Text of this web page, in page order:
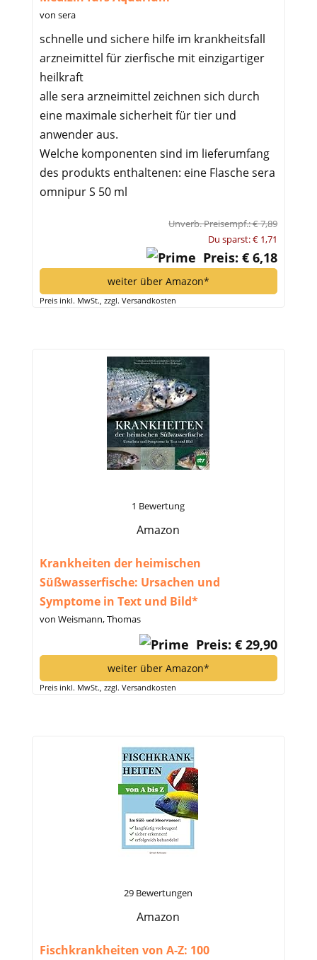
von sera
schnelle und sichere hilfe im krankheitsfall
arzneimittel für zierfische mit einzigartiger
heilkraft
alle sera arzneimittel zeichnen sich durch
eine maximale sicherheit für tier und
anwender aus.
Welche komponenten sind im lieferumfang
des produkts enthaltenen: eine Flasche sera
omnipur S 50 ml
Unverb. Preisempf.: € 7,89
Du sparst: € 1,71
Preis: € 6,18
weiter über Amazon*
Preis inkl. MwSt., zzgl. Versandkosten
1 Bewertung
Amazon
Krankheiten der heimischen
Süßwasserfische: Ursachen und
Symptome in Text und Bild*
von Weismann, Thomas
Preis: € 29,90
weiter über Amazon*
Preis inkl. MwSt., zzgl. Versandkosten
29 Bewertungen
Amazon
Fischkrankheiten von A-Z: 100